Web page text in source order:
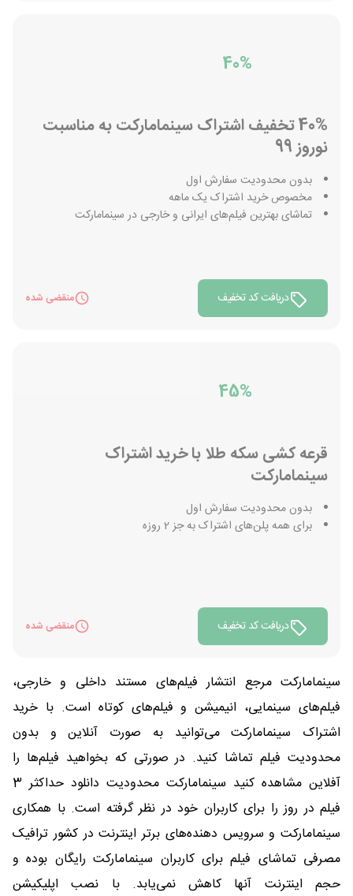
40%
40% تخفیف اشتراک سینمامارکت به مناسبت
نوروز 99
بدون محدودیت سفارش اول
مخصوص خرید اشتراک یک ماهه
تماشای بهترین فیلم‌های ایرانی و خارجی در سینمامارکت
دریافت کد تخفیف منقضی شده
45%
قرعه کشی سکه طلا با خرید اشتراک
سینمامارکت
بدون محدودیت سفارش اول
برای همه پلن‌های اشتراک به جز 2 روزه
دریافت کد تخفیف منقضی شده
سینمامارکت مرجع انتشار فیلم‌های مستند داخلی و خارجی،
فیلم‌های سینمایی، انیمیشن و فیلم‌های کوتاه است. با خرید
اشتراک سینمامارکت می‌توانید به صورت آنلاین و بدون
محدودیت فیلم تماشا کنید. در صورتی که بخواهید فیلم‌ها را
آفلاین مشاهده کنید سینمامارکت محدودیت دانلود حداکثر 3
فیلم در روز را برای کاربران خود در نظر گرفته است. با همکاری
سینمامارکت و سرویس دهنده‌های برتر اینترنت در کشور ترافیک
مصرفی تماشای فیلم برای کاربران سینمامارکت رایگان بوده و
حجم اینترنت آنها کاهش نمی‌یابد. با نصب اپلیکیشن